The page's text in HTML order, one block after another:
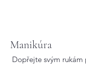
Manikúra
Dopřejte svým rukám